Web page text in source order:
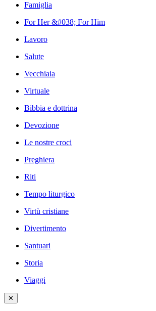
Famiglia
For Her &#038; For Him
Lavoro
Salute
Vecchiaia
Virtuale
Bibbia e dottrina
Devozione
Le nostre croci
Preghiera
Riti
Tempo liturgico
Virtù cristiane
Divertimento
Santuari
Storia
Viaggi
✕